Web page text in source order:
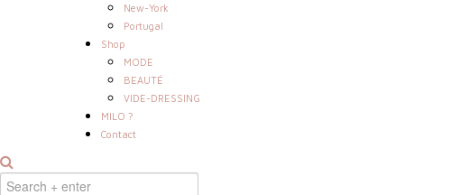
New-York
Portugal
Shop
MODE
BEAUTÉ
VIDE-DRESSING
MILO ?
Contact